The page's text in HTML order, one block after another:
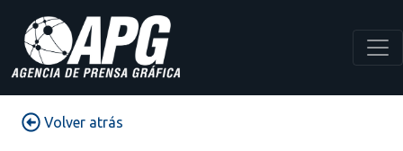
Volver atrás